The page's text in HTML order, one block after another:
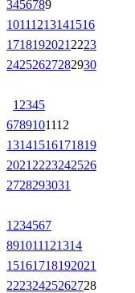
3456789
10111213141516
1718192021 2223
24252627282930
1 2345
6789101112
13141516171819
2021 2223242526
2728293031
1 234567
891011121314
15161718192021
22232425262728